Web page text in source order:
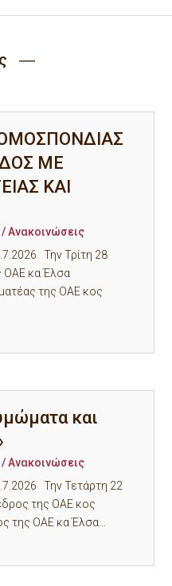
―
ΜΕ
ΚΑΙ
Ανακοινώσεις
Την Τρίτη 28
ΟΑΕ κα Έλσα
της ΟΑΕ κος
και
Ανακοινώσεις
Την Τετάρτη 22
της ΟΑΕ κος
της ΟΑΕ κα Έλσα...